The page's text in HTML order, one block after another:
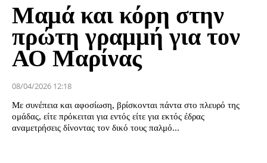
Μαμά και κόρη στην
πρώτη γραμμή για τον
ΑΟ Μαρίνας
08/04/2026 12:18
Με συνέπεια και αφοσίωση, βρίσκονται πάντα στο πλευρό της
ομάδας, είτε πρόκειται για εντός είτε για εκτός έδρας
αναμετρήσεις δίνοντας τον δικό τους παλμό...